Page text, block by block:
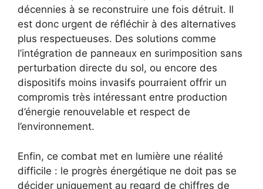
décennies à se reconstruire une fois détruit. Il
est donc urgent de réfléchir à des alternatives
plus respectueuses. Des solutions comme
l’intégration de panneaux en surimposition sans
perturbation directe du sol, ou encore des
dispositifs moins invasifs pourraient offrir un
compromis très intéressant entre production
d’énergie renouvelable et respect de
l’environnement.
Enfin, ce combat met en lumière une réalité
difficile : le progrès énergétique ne doit pas se
décider uniquement au regard de chiffres de